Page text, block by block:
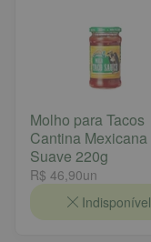
Molho para Tacos
Cantina Mexicana
Suave 220g
R$ 46,90un
Indisponível